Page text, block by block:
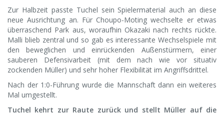
Zur Halbzeit passte Tuchel sein Spielermaterial auch an diese
neue Ausrichtung an. Für Choupo-Moting wechselte er etwas
überraschend Park aus, woraufhin Okazaki nach rechts rückte.
Malli blieb zentral und so gab es interessante Wechselspiele mit
den beweglichen und einrückenden Außenstürmern, einer
sauberen Defensivarbeit (mit dem nach wie vor situativ
zockenden Müller) und sehr hoher Flexibilität im Angriffsdrittel.
Nach der 1:0-Führung wurde die Mannschaft dann ein weiteres
Mal umgestellt.
Tuchel kehrt zur Raute zurück und stellt Müller auf die